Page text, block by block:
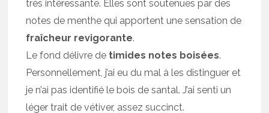
très intéressante. Elles sont soutenues par des
notes de menthe qui apportent une sensation de
fraîcheur revigorante.
Le fond délivre de timides notes boisées.
Personnellement, j’ai eu du mal à les distinguer et
je n’ai pas identifié le bois de santal. J’ai senti un
léger trait de vétiver, assez succinct.